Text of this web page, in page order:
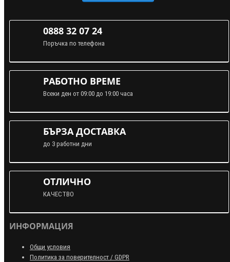
0888 32 07 24
Поръчка по телефона
РАБОТНО ВРЕМЕ
Всеки ден от 09:00 до 19:00 часа
БЪРЗА ДОСТАВКА
до 3 работни дни
ОТЛИЧНО
КАЧЕСТВО
ИНФОРМАЦИЯ
Общи условия
Политика за поверителност / GDPR